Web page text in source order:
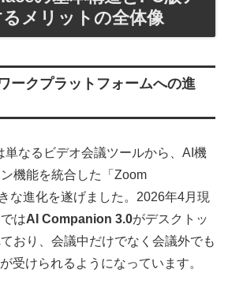
メリットの全体像
ークプラットフォームへの進
単なるビデオ会議ツールから、AI機
機能を統合した「Zoom
な進化を遂げました。2026年4月現
はAI Companion 3.0がデスクトッ
おり、会議中だけでなく会議外でも
受けられるようになっています。